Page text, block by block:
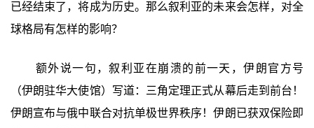
已经结束了，将成为历史。那么叙利亚的未来会怎样，对全
球格局有怎样的影响？
额外说一句，叙利亚在崩溃的前一天，伊朗官方号
（伊朗驻华大使馆）写道：三角定理正式从幕后走到前台！
伊朗宣布与俄中联合对抗单极世界秩序！伊朗已获双保险即